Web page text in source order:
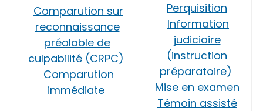
Comparution sur
reconnaissance
préalable de
culpabilité (CRPC)
Comparution
immédiate
Perquisition
Information
judiciaire
(instruction
préparatoire)
Mise en examen
Témoin assisté